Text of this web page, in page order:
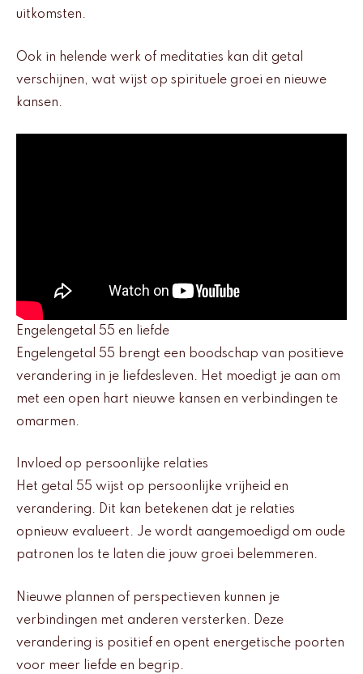
uitkomsten.
Ook in helende werk of meditaties kan dit getal
verschijnen, wat wijst op spirituele groei en nieuwe
kansen.
Engelengetal 55 en liefde
Engelengetal 55 brengt een boodschap van positieve
verandering in je liefdesleven. Het moedigt je aan om
met een open hart nieuwe kansen en verbindingen te
omarmen.
Invloed op persoonlijke relaties
Het getal 55 wijst op persoonlijke vrijheid en
verandering. Dit kan betekenen dat je relaties
opnieuw evalueert. Je wordt aangemoedigd om oude
patronen los te laten die jouw groei belemmeren.
Nieuwe plannen of perspectieven kunnen je
verbindingen met anderen versterken. Deze
verandering is positief en opent energetische poorten
voor meer liefde en begrip.